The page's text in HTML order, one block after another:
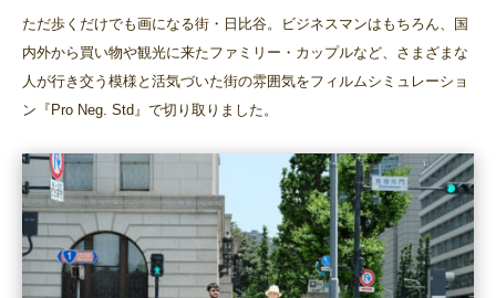
ただ歩くだけでも画になる街・日比谷。ビジネスマンはもちろん、国
内外から買い物や観光に来たファミリー・カップルなど、さまざまな
人が行き交う模様と活気づいた街の雰囲気をフィルムシミュレーショ
ン『Pro Neg. Std』で切り取りました。